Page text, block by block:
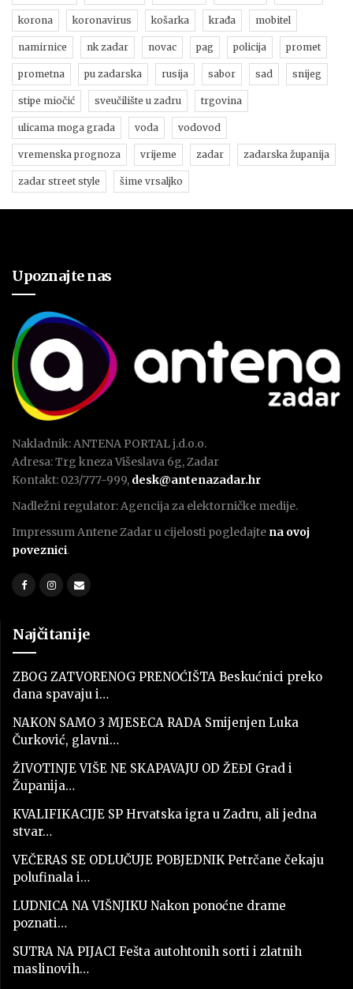
korona koronavirus košarka krađa mobitel
namirnice nk zadar novac pag policija promet
prometna pu zadarska rusija sabor sad snijeg
stipe miočić sveučilište u zadru trgovina
ulicama moga grada voda vodovod
vremenska prognoza vrijeme zadar zadarska županija
zadar street style šime vrsaljko
Upoznajte nas
Nakladnik: ANTENA PORTAL j.d.o.o.
Adresa: Trg kneza Višeslava 6g, Zadar
Kontakt: 023/777-999, desk@antenazadar.hr
Nadležni regulator: Agencija za elektorničke medije.
Impressum Antene Zadar u cijelosti pogledajte na ovoj
poveznici.
Najčitanije
ZBOG ZATVORENOG PRENOĆIŠTA Beskućnici preko
dana spavaju i…
NAKON SAMO 3 MJESECA RADA Smijenjen Luka
Čurković, glavni…
ŽIVOTINJE VIŠE NE SKAPAVAJU OD ŽEĐI Grad i
Županija…
KVALIFIKACIJE SP Hrvatska igra u Zadru, ali jedna
stvar…
VEČERAS SE ODLUČUJE POBJEDNIK Petrčane čekaju
polufinala i…
LUDNICA NA VIŠNJIKU Nakon ponoćne drame
poznati…
SUTRA NA PIJACI Fešta autohtonih sorti i zlatnih
maslinovih…